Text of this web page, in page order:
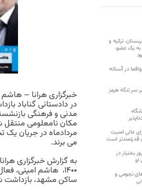
خبرگزاری هرانا –
در دادستانی گناباد
مدنی و فرهنگی
مردادماه در جریان
می برند.
۱۴۰۰، هاشم امینی،
ساکن مشهد، بازداشت
ترکیه و
به یک عضو،
در آستانه
سر تنگه هرمز
عالی امنیت
قدرتمندتر است
بختیار در
نجومی و